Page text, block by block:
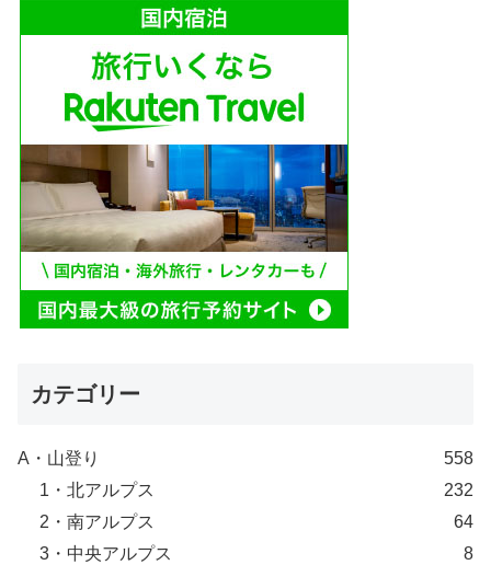
カテゴリー
A・山登り
558
1・北アルプス
232
2・南アルプス
64
3・中央アルプス
8